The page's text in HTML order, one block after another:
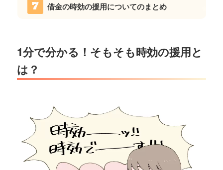
借金の時効の援用についてのまとめ
1分で分かる！そもそも時効の援用と
は？